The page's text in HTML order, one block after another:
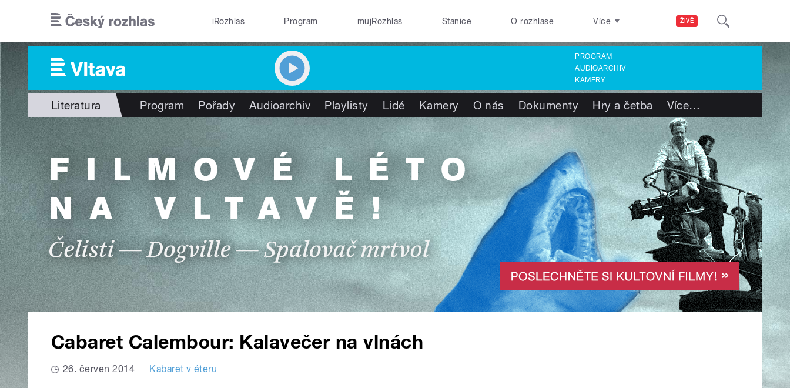
ŽIVĚ
iRozhlas Program mujRozhlas Stanice O rozhlase Více
PROGRAM
AUDIOARCHIV
KAMERY
Literatura Program Pořady Audioarchiv Playlisty Lidé Kamery O nás Dokumenty Hry a četba Více…
Cabaret Calembour: Kalavečer na vlnách
26. červen 2014 Kabaret v éteru